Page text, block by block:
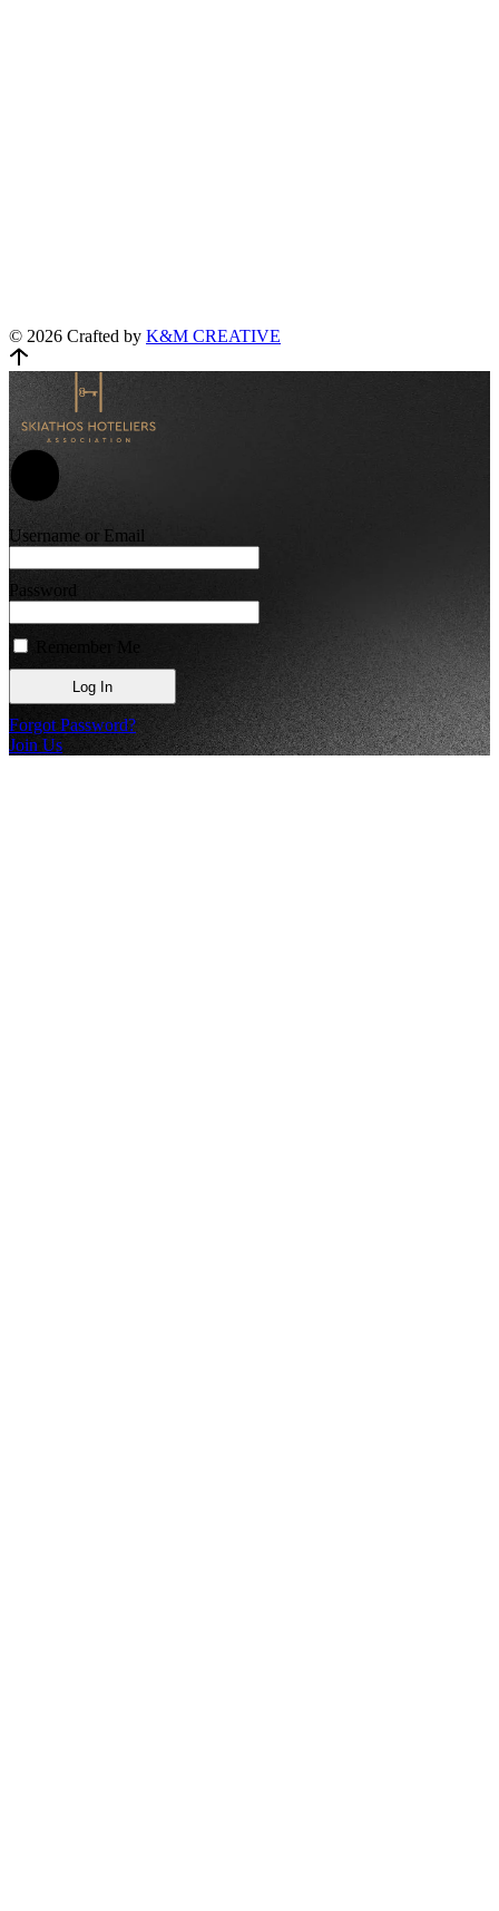
© 2026 Crafted by K&M CREATIVE
Username or Email
Password
Remember Me
Forgot Password?
Join Us